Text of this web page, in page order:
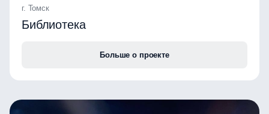
г. Томск
Библиотека
Больше о проекте